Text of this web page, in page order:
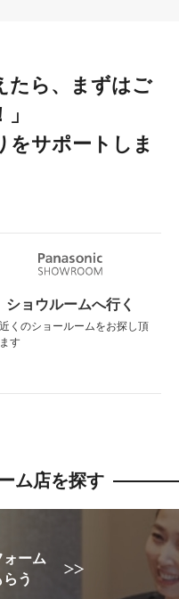
たら、まずはご
をサポートしま
ショウルームへ行く
くのショールームをお探し頂
す
ム店を探す
ーム
う